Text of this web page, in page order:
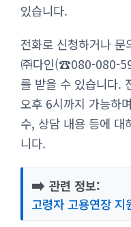
있습니다.
전화로 신청하거나 문
㈜다인(☎080-080-
를 받을 수 있습니다.
오후 6시까지 가능하
수, 상담 내용 등에 대
니다.
➡️ 관련 정보:
고령자 고용연장 지